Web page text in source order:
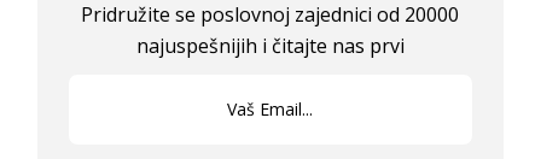
Pridružite se poslovnoj zajednici od 20000
najuspešnijih i čitajte nas prvi